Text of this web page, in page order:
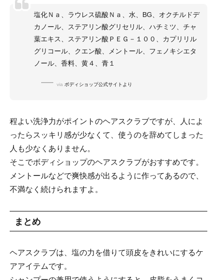
塩化Ｎａ、ラウレス硫酸Ｎａ、水、BG、オクチルドデ
カノール、ステアリン酸グリセリル、ハチミツ、チャ
葉エキス、ステアリン酸ＰＥＧ－１００、カプリリル
グリコール、クエン酸、メントール、フェノキシエタ
ノール、香料、黄４、青１
via ボディショップ公式サイトより
程よい洗浄力がポイントのヘアスクラブですが、人によ
ったらスッキリ感が少なくて、使うのを辞めてしまった
人も少なくありません。
そこでボディショップのヘアスクラブがおすすめです。
メントールなどで爽快感が出るように作ってあるので、
不満なく続けられますよ。
まとめ
ヘアスクラブは、塩の力を借りて頭皮をきれいにするケ
アアイテムです。